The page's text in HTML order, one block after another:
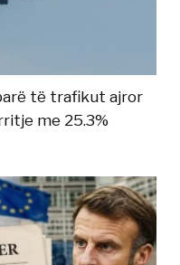
të trafikut ajror
me 25.3%